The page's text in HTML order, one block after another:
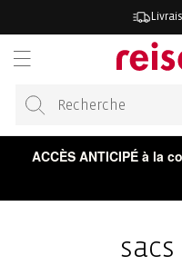
ACCÈS ANTICIPÉ à la